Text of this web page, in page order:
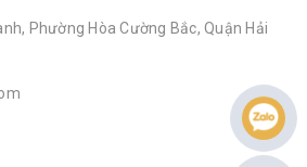
Phường Hòa Cường Bắc, Quận Hải